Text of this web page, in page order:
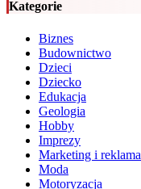
Kategorie
Biznes
Budownictwo
Dzieci
Dziecko
Edukacja
Geologia
Hobby
Imprezy
Marketing i reklama
Moda
Motoryzacja